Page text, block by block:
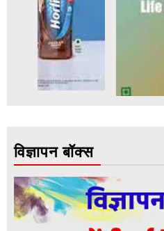
विज्ञापन बॉक्स